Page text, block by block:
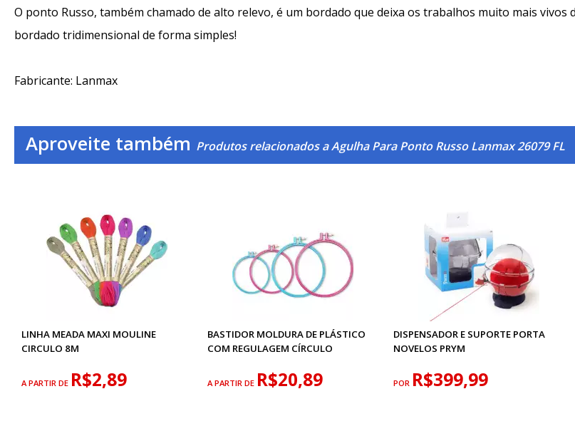
O ponto Russo, também chamado de alto relevo, é um bordado que deixa os trabalhos muito mais
bordado tridimensional de forma simples!
Fabricante: Lanmax
Aproveite também Produtos relacionados a Agulha Para Ponto Russo Lanmax 26079 FL
LINHA MEADA MAXI MOULINE
CIRCULO 8M
A PARTIR DE R$2,89
BASTIDOR MOLDURA DE PLÁSTICO
COM REGULAGEM CÍRCULO
A PARTIR DE R$20,89
DISPENSADOR E SUPORTE PORTA
NOVELOS PRYM
POR R$399,99